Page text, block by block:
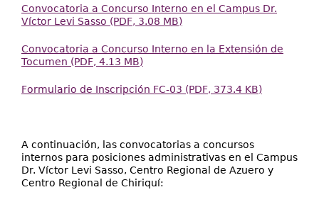
Convocatoria a Concurso Interno en el Campus Dr.
Víctor Levi Sasso (PDF, 3.08 MB)
Convocatoria a Concurso Interno en la Extensión de
Tocumen (PDF, 4.13 MB)
Formulario de Inscripción FC-03 (PDF, 373.4 KB)
A continuación, las convocatorias a concursos
internos para posiciones administrativas en el Campus
Dr. Víctor Levi Sasso, Centro Regional de Azuero y
Centro Regional de Chiriquí: